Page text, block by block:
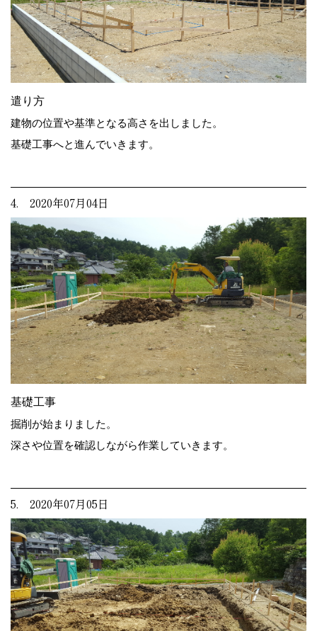
遣り方
建物の位置や基準となる高さを出しました。
基礎工事へと進んでいきます。
4. 2020年07月04日
基礎工事
掘削が始まりました。
深さや位置を確認しながら作業していきます。
5. 2020年07月05日